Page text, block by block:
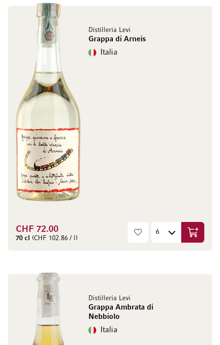
Distilleria Levi
Grappa di Arneis
Italia
CHF 72.00
70 cl (CHF 102.86 / l)
Distilleria Levi
Grappa Ambrata di
Nebbiolo
Italia